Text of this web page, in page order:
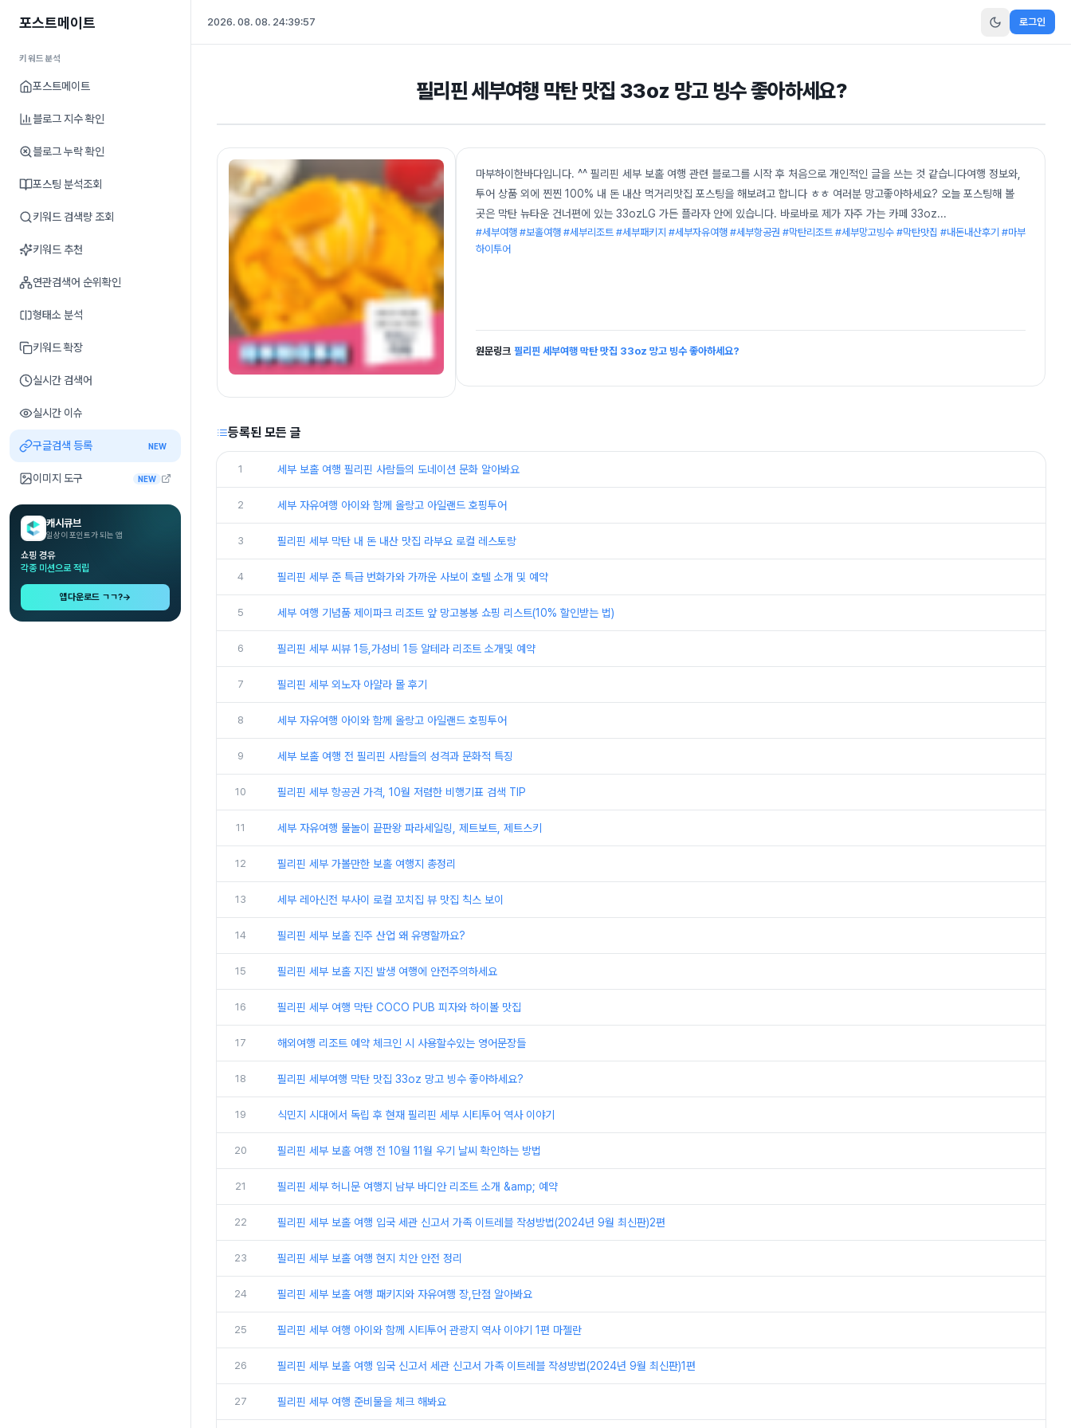
포스트메이트
키워드분석
포스트메이트
블로그 지수 확인
블로그 누락 확인
포스팅 분석조회
키워드 검색량 조회
키워드 추천
연관검색어 순위확인
형태소 분석
키워드 확장
실시간 검색어
실시간 이슈
구글검색 등록 NEW
이미지 도구 NEW
캐시큐브
일상이 포인트가 되는 앱
쇼핑 경유
각종 미션으로 적립
앱다운로드 ㄱㄱ?→
2026. 08. 08. 24:39:58 로그인
필리핀 세부여행 막탄 맛집 33oz 망고 빙수 좋아하세요?
마부하이한바다입니다. ^^ 필리핀 세부 보홀 여행 관련 블로그를 시작 후 처음으로 개인적인 글을 쓰는 것 같습니다여행 정보와,
투어 상품 외에 찐찐 100% 내 돈 내산 먹거리맛집 포스팅을 해보려고 합니다 ㅎㅎ 여러분 망고좋아하세요? 오늘 포스팅해 볼
곳은 막탄 뉴타운 건너편에 있는 33ozLG 가든 플라자 안에 있습니다. 바로바로 제가 자주 가는 카페 33oz...
#세부여행 #보홀여행 #세부리조트 #세부패키지 #세부자유여행 #세부항공권 #막탄리조트 #세부망고빙수 #막탄맛집 #내돈내산후기 #마부
하이투어
원문링크 필리핀 세부여행 막탄 맛집 33oz 망고 빙수 좋아하세요?
등록된 모든 글
1 세부 보홀 여행 필리핀 사람들의 도네이션 문화 알아봐요
2 세부 자유여행 아이와 함께 올랑고 아일랜드 호핑투어
3 필리핀 세부 막탄 내 돈 내산 맛집 라부요 로컬 레스토랑
4 필리핀 세부 준 특급 번화가와 가까운 사보이 호텔 소개 및 예약
5 세부 여행 기념품 제이파크 리조트 앞 망고봉봉 쇼핑 리스트(10% 할인받는 법)
6 필리핀 세부 씨뷰 1등,가성비 1등 알테라 리조트 소개및 예약
7 필리핀 세부 외노자 아얄라 몰 후기
8 세부 자유여행 아이와 함께 올랑고 아일랜드 호핑투어
9 세부 보홀 여행 전 필리핀 사람들의 성격과 문화적 특징
10 필리핀 세부 항공권 가격, 10월 저렴한 비행기표 검색 TIP
11 세부 자유여행 물놀이 끝판왕 파라세일링, 제트보트, 제트스키
12 필리핀 세부 가볼만한 보홀 여행지 총정리
13 세부 레아신전 부사이 로컬 꼬치집 뷰 맛집 칙스 보이
14 필리핀 세부 보홀 진주 산업 왜 유명할까요?
15 필리핀 세부 보홀 지진 발생 여행에 안전주의하세요
16 필리핀 세부 여행 막탄 COCO PUB 피자와 하이볼 맛집
17 해외여행 리조트 예약 체크인 시 사용할수있는 영어문장들
18 필리핀 세부여행 막탄 맛집 33oz 망고 빙수 좋아하세요?
19 식민지 시대에서 독립 후 현재 필리핀 세부 시티투어 역사 이야기
20 필리핀 세부 보홀 여행 전 10월 11월 우기 날씨 확인하는 방법
21 필리핀 세부 허니문 여행지 남부 바디안 리조트 소개 &amp; 예약
22 필리핀 세부 보홀 여행 입국 세관 신고서 가족 이트레블 작성방법(2024년 9월 최신판)2편
23 필리핀 세부 보홀 여행 현지 치안 안전 정리
24 필리핀 세부 보홀 여행 패키지와 자유여행 장,단점 알아봐요
25 필리핀 세부 여행 아이와 함께 시티투어 관광지 역사 이야기 1편 마젤란
26 필리핀 세부 보홀 여행 입국 신고서 세관 신고서 가족 이트레블 작성방법(2024년 9월 최신판)1편
27 필리핀 세부 여행 준비물을 체크 해봐요